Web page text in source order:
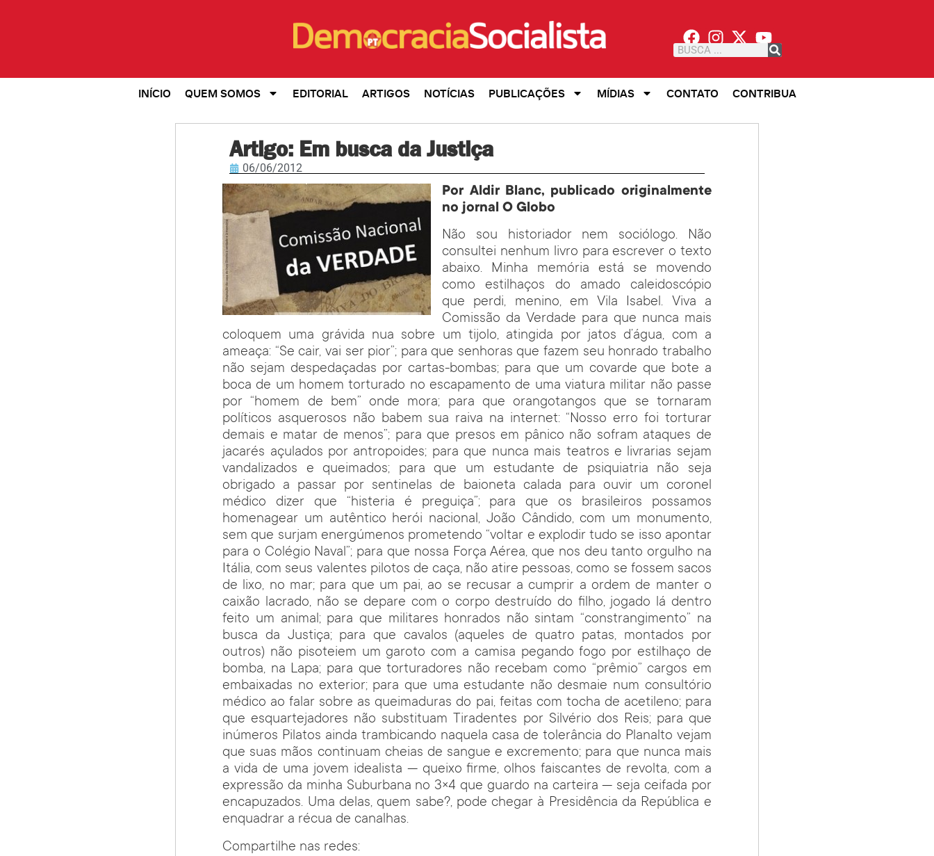
INÍCIO QUEM SOMOS EDITORIAL ARTIGOS NOTÍCIAS PUBLICAÇÕES MÍDIAS CONTATO CONTRIBUA
Artigo: Em busca da Justiça
06/06/2012
Por Aldir Blanc, publicado originalmente
no jornal O Globo
Não sou historiador nem sociólogo. Não
consultei nenhum livro para escrever o texto
abaixo. Minha memória está se movendo
como estilhaços do amado caleidoscópio
que perdi, menino, em Vila Isabel. Viva a
Comissão da Verdade para que nunca mais
coloquem uma grávida nua sobre um tijolo, atingida por jatos d’água, com a
ameaça: “Se cair, vai ser pior”; para que senhoras que fazem seu honrado trabalho
não sejam despedaçadas por cartas-bombas; para que um covarde que bote a
boca de um homem torturado no escapamento de uma viatura militar não passe
por “homem de bem” onde mora; para que orangotangos que se tornaram
políticos asquerosos não babem sua raiva na internet: “Nosso erro foi torturar
demais e matar de menos”; para que presos em pânico não sofram ataques de
jacarés açulados por antropoides; para que nunca mais teatros e livrarias sejam
vandalizados e queimados; para que um estudante de psiquiatria não seja
obrigado a passar por sentinelas de baioneta calada para ouvir um coronel
médico dizer que “histeria é preguiça”; para que os brasileiros possamos
homenagear um autêntico herói nacional, João Cândido, com um monumento,
sem que surjam energúmenos prometendo “voltar e explodir tudo se isso apontar
para o Colégio Naval”; para que nossa Força Aérea, que nos deu tanto orgulho na
Itália, com seus valentes pilotos de caça, não atire pessoas, como se fossem sacos
de lixo, no mar; para que um pai, ao se recusar a cumprir a ordem de manter o
caixão lacrado, não se depare com o corpo destruído do filho, jogado lá dentro
feito um animal; para que militares honrados não sintam “constrangimento” na
busca da Justiça; para que cavalos (aqueles de quatro patas, montados por
outros) não pisoteiem um garoto com a camisa pegando fogo por estilhaço de
bomba, na Lapa; para que torturadores não recebam como “prêmio” cargos em
embaixadas no exterior; para que uma estudante não desmaie num consultório
médico ao falar sobre as queimaduras do pai, feitas com tocha de acetileno; para
que esquartejadores não substituam Tiradentes por Silvério dos Reis; para que
inúmeros Pilatos ainda trambicando naquela casa de tolerância do Planalto vejam
que suas mãos continuam cheias de sangue e excremento; para que nunca mais
a vida de uma jovem idealista — queixo firme, olhos faiscantes de revolta, com a
expressão da minha Suburbana no 3×4 que guardo na carteira — seja ceifada por
encapuzados. Uma delas, quem sabe?, pode chegar à Presidência da República e
enquadrar a récua de canalhas.
Compartilhe nas redes: